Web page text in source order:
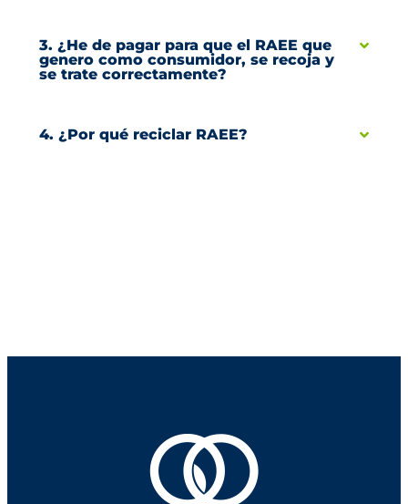
3. ¿He de pagar para que el RAEE que
genero como consumidor, se recoja y
se trate correctamente?
4. ¿Por qué reciclar RAEE?